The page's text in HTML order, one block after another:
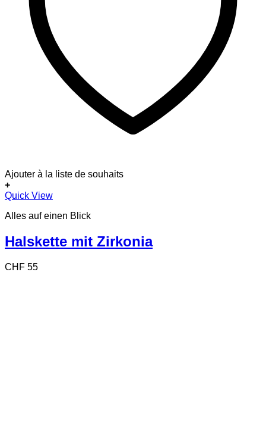
Ajouter à la liste de souhaits
+
Quick View
Alles auf einen Blick
Halskette mit Zirkonia
CHF 55